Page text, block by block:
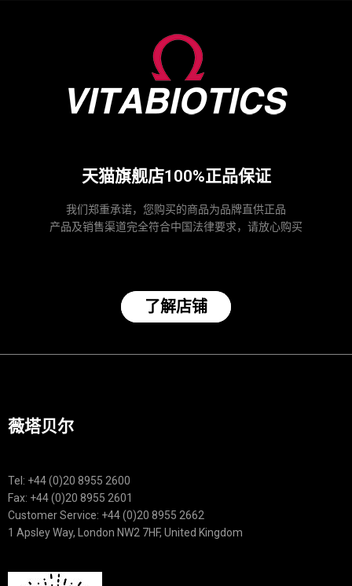
天猫旗舰店100%正品保证
我们郑重承诺，您购买的商品为品牌直供正品
产品及销售渠道完全符合中国法律要求，请放心购买
了解店铺
薇塔贝尔
Tel: +44 (0)20 8955 2600
Fax: +44 (0)20 8955 2601
Customer Service: +44 (0)20 8955 2662
1 Apsley Way, London NW2 7HF, United Kingdom